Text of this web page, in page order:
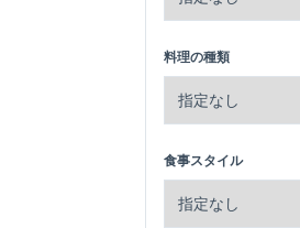
料理の種類
食事スタイル